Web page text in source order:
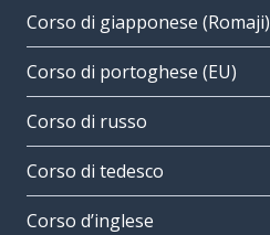
Corso di giapponese (Romaji)
Corso di portoghese (EU)
Corso di russo
Corso di tedesco
Corso d’inglese